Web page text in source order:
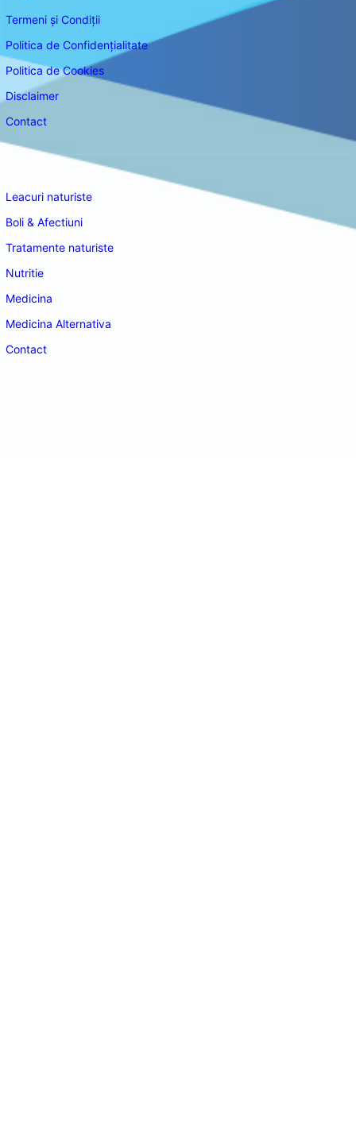
Termeni și Condiții
Politica de Confidențialitate
Politica de Cookies
Disclaimer
Contact
Leacuri naturiste
Boli & Afectiuni
Tratamente naturiste
Nutritie
Medicina
Medicina Alternativa
Contact